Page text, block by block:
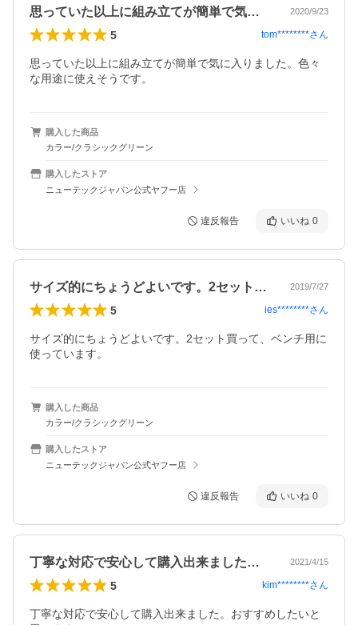
思っていた以上に組み立てが簡単で気に入… 2020/9/23
5 tom********さん
思っていた以上に組み立てが簡単で気に入りました。色々
な用途に使えそうです。
購入した商品
カラー/クラシックグリーン
購入したストア
ニューテックジャパン公式ヤフー店
違反報告 いいね 0
サイズ的にちょうどよいです。2セット買… 2019/7/27
5 ies********さん
サイズ的にちょうどよいです。2セット買って、ベンチ用に
使っています。
購入した商品
カラー/クラシックグリーン
購入したストア
ニューテックジャパン公式ヤフー店
違反報告 いいね 0
丁寧な対応で安心して購入出来ました。お… 2021/4/15
5 kim********さん
丁寧な対応で安心して購入出来ました。おすすめしたいと